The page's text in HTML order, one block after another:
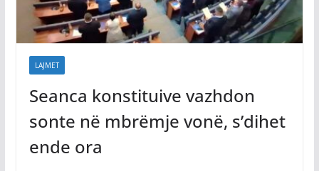
LAJMET
Seanca konstituive vazhdon
sonte në mbrëmje vonë, s’dihet
ende ora